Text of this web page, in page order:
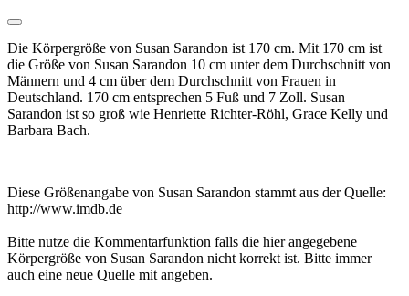
Die Körpergröße von Susan Sarandon ist 170 cm. Mit 170 cm ist
die Größe von Susan Sarandon 10 cm unter dem Durchschnitt von
Männern und 4 cm über dem Durchschnitt von Frauen in
Deutschland. 170 cm entsprechen 5 Fuß und 7 Zoll. Susan
Sarandon ist so groß wie Henriette Richter-Röhl, Grace Kelly und
Barbara Bach.
Diese Größenangabe von Susan Sarandon stammt aus der Quelle:
http://www.imdb.de
Bitte nutze die Kommentarfunktion falls die hier angegebene
Körpergröße von Susan Sarandon nicht korrekt ist. Bitte immer
auch eine neue Quelle mit angeben.